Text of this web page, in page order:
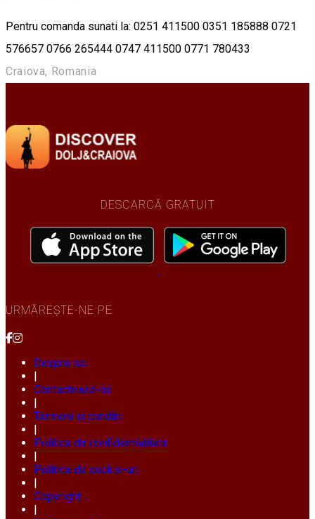
Pentru comanda sunati la: 0251 411500 0351 185888 0721
576657 0766 265444 0747 411500 0771 780433
Craiova, Romania
DESCARCĂ GRATUIT
URMĂREȘTE-NE PE
Despre noi
Contactează-ne
Termeni și condiții
Politica de confidențialitate
Politica de cookie-uri
Copyright